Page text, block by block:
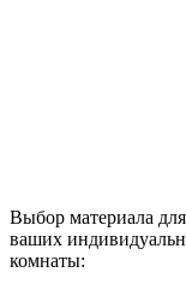
Выбор материала
ваших
комнаты: